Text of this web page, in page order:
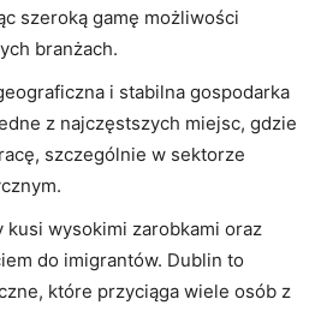
szeroką gamę możliwości
branżach.
i stabilna gospodarka
z najczęstszych miejsc, gdzie
szczególnie w sektorze
kusi wysokimi zarobkami oraz
do imigrantów. Dublin to
które przyciąga wiele osób z